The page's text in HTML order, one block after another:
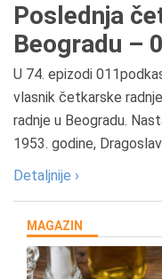
Poslednja
Beogradu –
U 74. epizodi
vlasnik četkarske
radnje u Beogradu.
1953. godine,
Detaljnije ›
MAGAZIN